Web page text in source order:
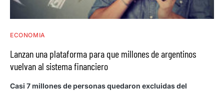
ECONOMIA
Lanzan una plataforma para que millones de argentinos
vuelvan al sistema financiero
Casi 7 millones de personas quedaron excluidas del